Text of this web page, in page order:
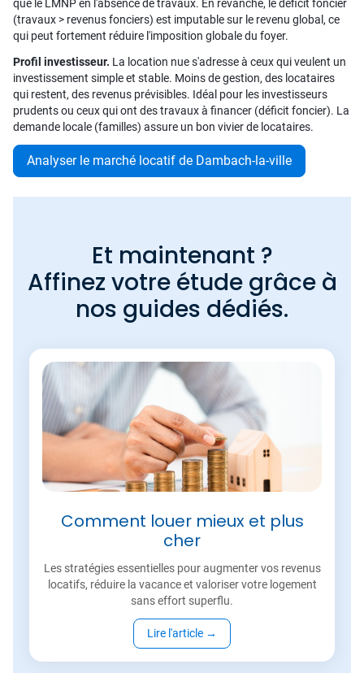
que le LMNP en l'absence de travaux. En revanche, le déficit foncier
(travaux > revenus fonciers) est imputable sur le revenu global, ce
qui peut fortement réduire l'imposition globale du foyer.
Profil investisseur. La location nue s'adresse à ceux qui veulent un
investissement simple et stable. Moins de gestion, des locataires
qui restent, des revenus prévisibles. Idéal pour les investisseurs
prudents ou ceux qui ont des travaux à financer (déficit foncier). La
demande locale (familles) assure un bon vivier de locataires.
Analyser le marché locatif de Dambach-la-ville
Et maintenant ?
Affinez votre étude grâce à
nos guides dédiés.
Comment louer mieux et plus
cher
Les stratégies essentielles pour augmenter vos revenus
locatifs, réduire la vacance et valoriser votre logement
sans effort superflu.
Lire l'article →